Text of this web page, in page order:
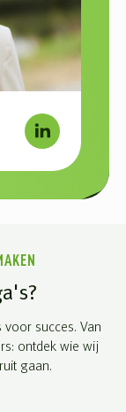
succes. Van
ontdek wie wij
gaan.